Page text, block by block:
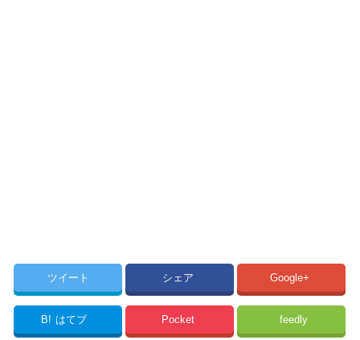
ツイート シェア Google+
B! はてブ Pocket feedly